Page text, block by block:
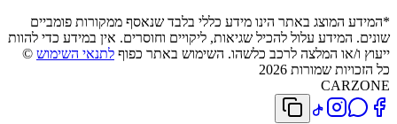
*המידע המוצג באתר הינו מידע כללי בלבד שנאסף ממקורות פומביים
שונים. המידע עלול להכיל שגיאות, ליקויים וחוסרים. אין במידע כדי להוות
ייעוץ ו/או המלצה לרכב כלשהו. השימוש באתר כפוף לתנאי השימוש ©
כל הזכויות שמורות 2026
CARZONE